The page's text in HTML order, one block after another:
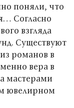
поняли, что
Согласно
взгляда
Существуют
романов в
вера в
мастерами
ювелирном